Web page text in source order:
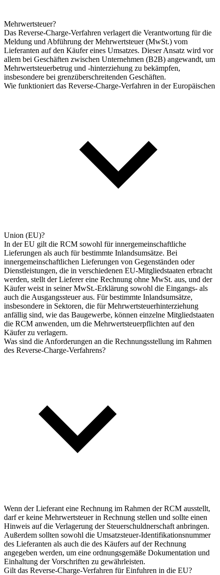
Mehrwertsteuer?
Das Reverse-Charge-Verfahren verlagert die Verantwortung für die
Meldung und Abführung der Mehrwertsteuer (MwSt.) vom
Lieferanten auf den Käufer eines Umsatzes. Dieser Ansatz wird vor
allem bei Geschäften zwischen Unternehmen (B2B) angewandt, um
Mehrwertsteuerbetrug und -hinterziehung zu bekämpfen,
insbesondere bei grenzüberschreitenden Geschäften.
Wie funktioniert das Reverse-Charge-Verfahren in der Europäischen
Union (EU)?
In der EU gilt die RCM sowohl für innergemeinschaftliche
Lieferungen als auch für bestimmte Inlandsumsätze. Bei
innergemeinschaftlichen Lieferungen von Gegenständen oder
Dienstleistungen, die in verschiedenen EU-Mitgliedstaaten erbracht
werden, stellt der Lieferer eine Rechnung ohne MwSt. aus, und der
Käufer weist in seiner MwSt.-Erklärung sowohl die Eingangs- als
auch die Ausgangssteuer aus. Für bestimmte Inlandsumsätze,
insbesondere in Sektoren, die für Mehrwertsteuerhinterziehung
anfällig sind, wie das Baugewerbe, können einzelne Mitgliedstaaten
die RCM anwenden, um die Mehrwertsteuerpflichten auf den
Käufer zu verlagern.
Was sind die Anforderungen an die Rechnungsstellung im Rahmen
des Reverse-Charge-Verfahrens?
Wenn der Lieferant eine Rechnung im Rahmen der RCM ausstellt,
darf er keine Mehrwertsteuer in Rechnung stellen und sollte einen
Hinweis auf die Verlagerung der Steuerschuldnerschaft anbringen.
Außerdem sollten sowohl die Umsatzsteuer-Identifikationsnummer
des Lieferanten als auch die des Käufers auf der Rechnung
angegeben werden, um eine ordnungsgemäße Dokumentation und
Einhaltung der Vorschriften zu gewährleisten.
Gilt das Reverse-Charge-Verfahren für Einfuhren in die EU?